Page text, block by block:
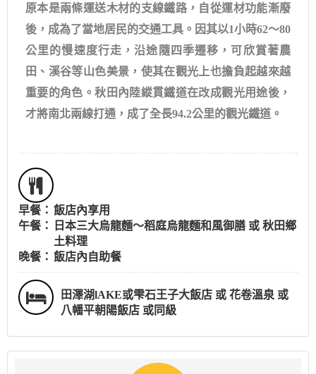
原本是兩條運送木材的支線鐵路，自從運材功能漸廢
後，成為了當地居民的交通工具。因其以1小時62～80
公里的慢速度行走，沿途隨四季遷移，可欣賞著農
田、溪谷等山色美景，使其在觀光上也擔負起越來越
重要的角色。秋田內陸縱貫鐵道在改成觀光用途後，
才將南北兩線打通，成了全長94.2公里的觀光鐵道。
早餐： 飯店內享用
午餐：
日本三大烏龍麵～稻庭烏龍麵和風御膳 或 秋田鄉
土料理
晚餐： 飯店內自助餐
田澤湖lAKE或雫石王子大飯店 或 花卷溫泉 或
八幡平朝陽飯店 或同級